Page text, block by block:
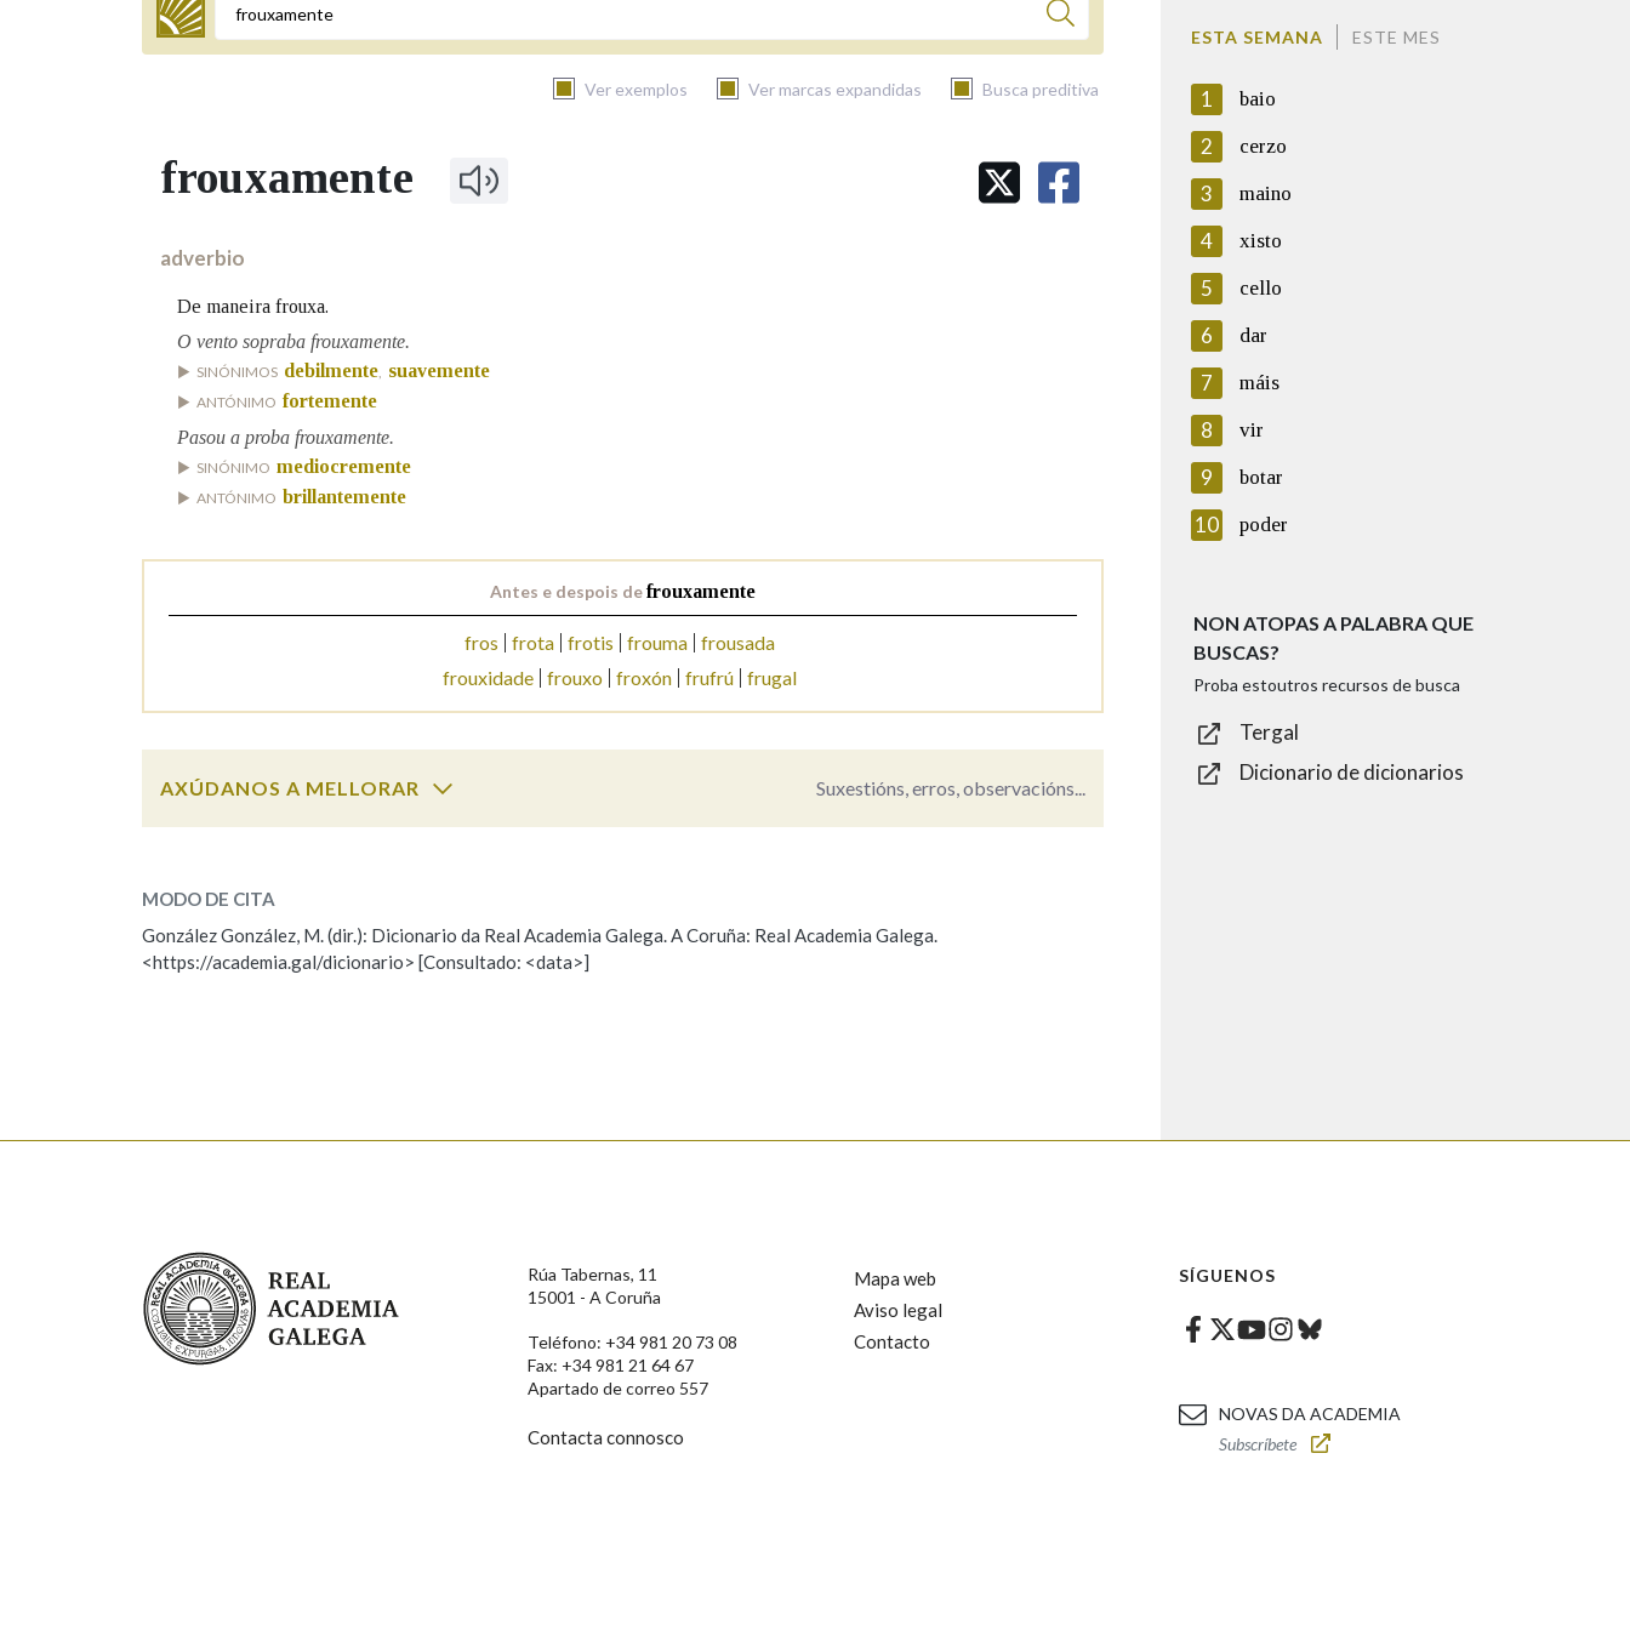
Termo a buscar
Ver exemplos Ver marcas expandidas Busca preditiva
BUSCAR NOS LEMAS
Remata por
Contén
Pertence a
AXUDA NA BUSCA LIMPAR BUSCA
frouxamente
adverbio
De maneira frouxa.
O vento sopraba frouxamente.
SINÓNIMOS debilmente, suavemente
ANTÓNIMO fortemente
Pasou a proba frouxamente.
SINÓNIMO mediocremente
ANTÓNIMO brillantemente
Antes e despois defrouxamente
fros frota frotis frouma frousada
frouxidade frouxo froxón frufrú frugal
AXÚDANOS A MELLORAR Suxestións, erros, observacións...
ESCOLLE UNHA OPCIÓN:
Observación Hai un erro na palabra Propoño mellorar a definición
Comentario
MODO DE CITA
González González, M. (dir.): Dicionario da Real Academia Galega. A Coruña: Real Academia Galega.
<https://academia.gal/dicionario> [Consultado: <data>]
ESTA SEMANA ESTE MES
1 baio
2 cerzo
3 maino
4 xisto
5 cello
6 dar
7 máis
8 vir
9 botar
10 poder
NON ATOPAS A PALABRA QUE
BUSCAS?
Proba estoutros recursos de busca
Tergal
Dicionario de dicionarios
Real Academia Galega
Rúa Tabernas, 11
15001 - A Coruña
Teléfono: +34 981 20 73 08
Fax: +34 981 21 64 67
Apartado de correo 557
Contacta connosco
Mapa web
Aviso legal
Contacto
SÍGUENOS
Facebook
Twitter
Youtube
Instagram
Bluesky
NOVAS DA ACADEMIA
Subscríbete